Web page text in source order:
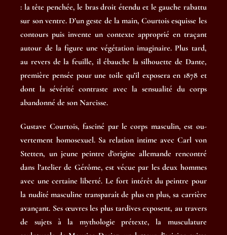
: la tête penchée, le bras droit étendu et le gauche rabattu
sur son ventre. D’un geste de la main, Courtois esquisse les
contours puis invente un contexte approprié en traçant
autour de la figure une végétation imaginaire. Plus tard,
au revers de la feuille, il ébauche la silhouette de Dante,
première pensée pour une toile qu’il exposera en 1878 et
dont la sévérité contraste avec la sensualité du corps
abandonné de son Narcisse.
Gustave Courtois, fasciné par le corps masculin, est ou-
vertement homosexuel. Sa relation intime avec Carl von
Stetten, un jeune peintre d’origine allemande rencontré
dans l’atelier de Gérôme, est vécue par les deux hommes
avec une certaine liberté. Le fort intérêt du peintre pour
la nudité masculine transparaît de plus en plus, sa carrière
avançant. Ses œuvres les plus tardives exposent, au travers
de sujets à la mythologie prétexte, la musculature